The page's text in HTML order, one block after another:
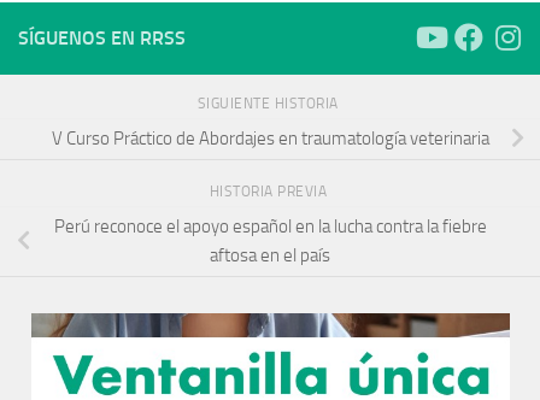
SÍGUENOS EN RRSS
SIGUIENTE HISTORIA
V Curso Práctico de Abordajes en traumatología veterinaria
HISTORIA PREVIA
Perú reconoce el apoyo español en la lucha contra la fiebre
aftosa en el país